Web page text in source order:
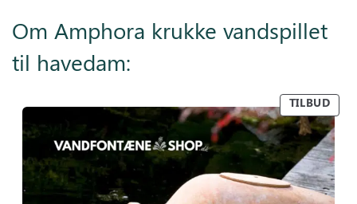
Om Amphora krukke vandspillet
til havedam:
TILBUD